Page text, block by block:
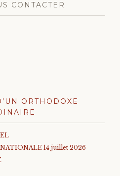
CONTACTER
ORTHODOXE
14 juillet 2026